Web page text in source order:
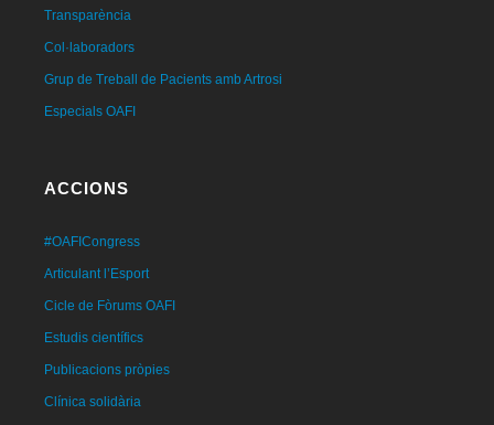
Transparència
Col·laboradors
Grup de Treball de Pacients amb Artrosi
Especials OAFI
ACCIONS
#OAFICongress
Articulant l’Esport
Cicle de Fòrums OAFI
Estudis científics
Publicacions pròpies
Clínica solidària